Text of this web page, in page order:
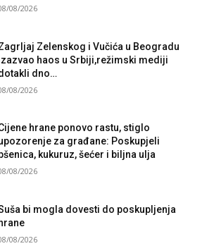
08/2026
Zelenskog i Vučića u Beogradu
haos u Srbiji,režimski mediji
dno…
08/2026
hrane ponovo rastu, stiglo
za građane: Poskupjeli
kukuruz, šećer i biljna ulja
08/2026
bi mogla dovesti do poskupljenja
hrane
08/2026